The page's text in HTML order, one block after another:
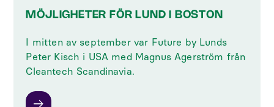
MÖJLIGHETER FÖR LUND I BOSTON
I mitten av september var Future by Lunds
Peter Kisch i USA med Magnus Agerström från
Cleantech Scandinavia.